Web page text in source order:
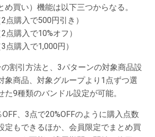
買い）機能は以下三つからなる。
点購入で500円引き）
点購入で10%オフ）
点購入で1,000円）
割引方法と、3パターンの対象商品設
象商品、対象グループより1点ずつ選
た9種類のバンドル設定が可能。
、3点で20%OFFのように購入点数
定もできるほか、会員限定でまとめ買